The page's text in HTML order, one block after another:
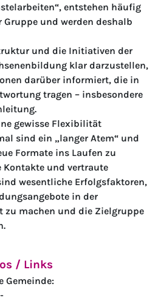
entstehen häufig
Gruppe und werden deshalb
und die Initiativen der
klar darzustellen,
darüber informiert, die in
tragen – insbesondere
gewisse Flexibilität
sind ein „langer Atem“ und
Formate ins Laufen zu
Kontakte und vertraute
wesentliche Erfolgsfaktoren,
in der
zu machen und die Zielgruppe
/ Links
Gemeinde: